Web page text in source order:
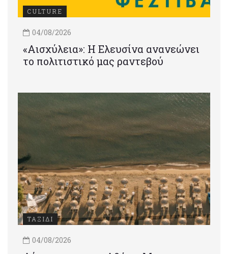
CULTURE
04/08/2026
«Αισχύλεια»: Η Ελευσίνα ανανεώνει
το πολιτιστικό μας ραντεβού
ΤΑΞΙΔΙ
04/08/2026